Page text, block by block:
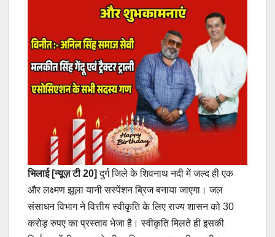
भिलाई [न्यूज़ टी 20] दुर्ग जिले के शिवनाथ नदी में जल्द ही एक
और लक्ष्मण झूला यानी सस्पेंशन ब्रिज बनाया जाएगा। जल
संसाधन विभाग ने वित्तीय स्वीकृति के लिए राज्य शासन को 30
करोड़ रुपए का प्रस्ताव भेजा है। स्वीकृति मिलते ही इसकी